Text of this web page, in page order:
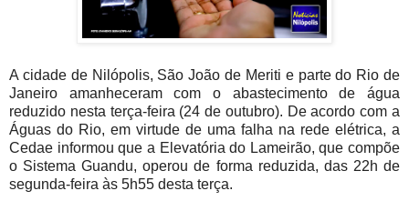
A cidade de Nilópolis, São João de Meriti e parte do Rio de
Janeiro amanheceram com o abastecimento de água
reduzido nesta terça-feira (24 de outubro). De acordo com a
Águas do Rio, em virtude de uma falha na rede elétrica, a
Cedae informou que a Elevatória do Lameirão, que compõe
o Sistema Guandu, operou de forma reduzida, das 22h de
segunda-feira às 5h55 desta terça.